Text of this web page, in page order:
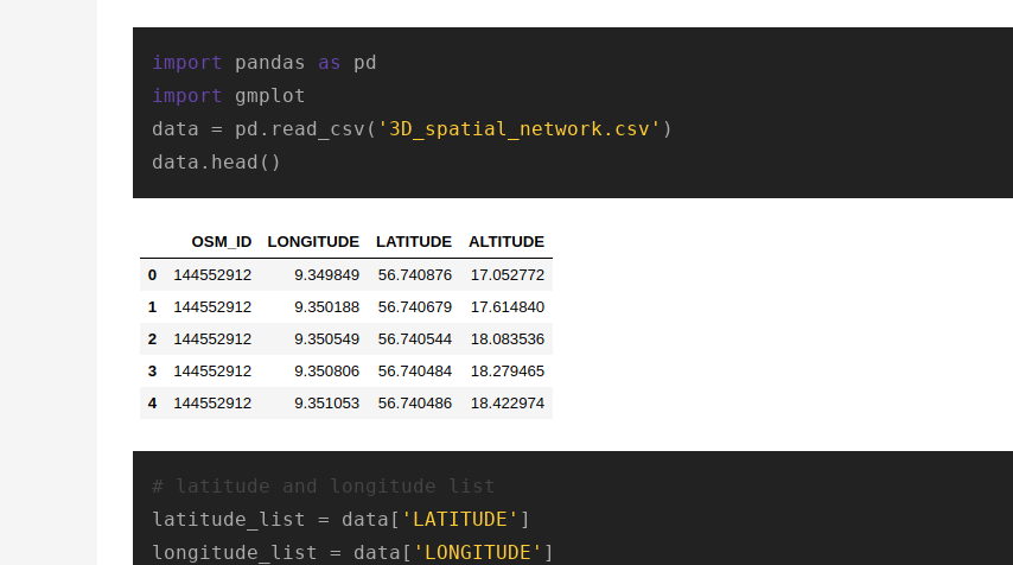
import pandas as
import
gmplot
data = pd.read_csv( '3D_spatial_network.csv' )
data.head()
# latitude and longitude list
latitude_list = data[ 'LATITUDE' ]
longitude_list = data[ 'LONGITUDE' ]